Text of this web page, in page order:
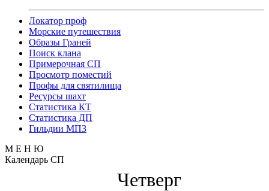
Локатор проф
Морские путешествия
Образы Граней
Поиск клана
Примерочная СП
Просмотр поместий
Профы для святилища
Ресурсы шахт
Статистика КТ
Статистика ДП
Гильдии МП3
М Е Н Ю
Календарь СП
Четверг